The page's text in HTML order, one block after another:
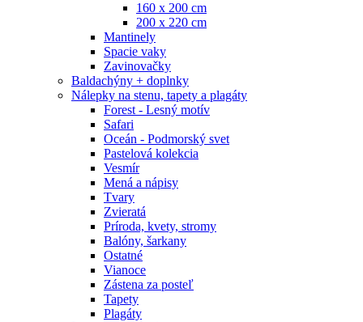
160 x 200 cm
200 x 220 cm
Mantinely
Spacie vaky
Zavinovačky
Baldachýny + doplnky
Nálepky na stenu, tapety a plagáty
Forest - Lesný motív
Safari
Oceán - Podmorský svet
Pastelová kolekcia
Vesmír
Mená a nápisy
Tvary
Zvieratá
Príroda, kvety, stromy
Balóny, šarkany
Ostatné
Vianoce
Zástena za posteľ
Tapety
Plagáty